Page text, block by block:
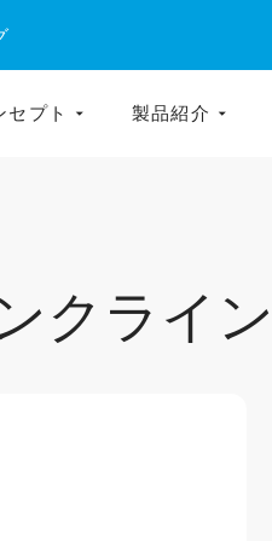
セプト 製品紹介
クライン